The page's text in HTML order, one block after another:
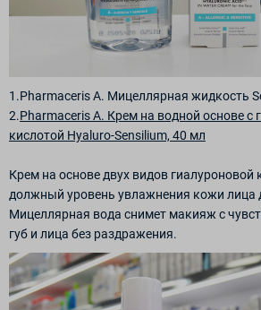
1.Pharmaceris A. Мицеллярная жидкость
2.Pharmaceris A. Крем на водной основе с
кислотой Hyaluro-Sensilium, 40 мл
Крем на основе двух видов гиалуроновой
должный уровень увлажнения кожи лица
Мицеллярная вода снимет макияж с
губ и лица без раздражения.